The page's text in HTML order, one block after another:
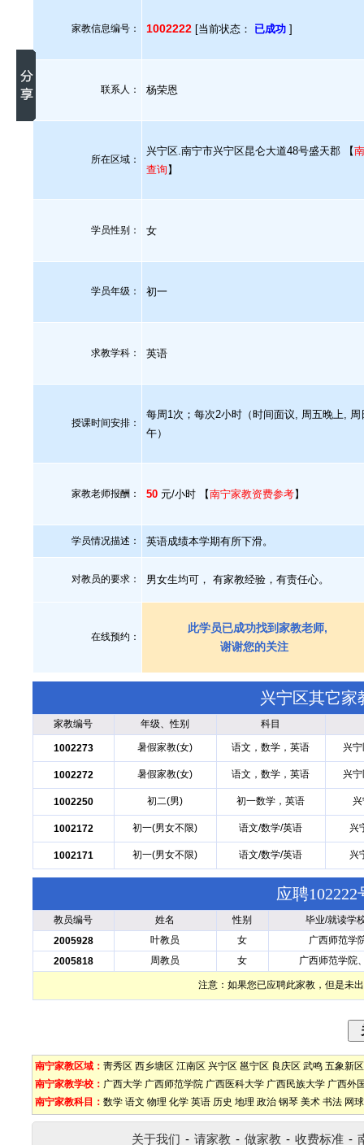
家教信息编号： 1002222 [当前状态： 已成功 ]
联系人： 杨荣恩
所在区域：
兴宁区.南宁市兴宁区昆仑大道48号盛天郡 【
查询 】
学员性别： 女
学员年级： 初一
求教学科： 英语
授课时间安排：
每周1次；每次2小时（时间面议, 周五晚上, 周
午）
家教老师报酬： 50 元/小时 【南宁家教资费参考】
学员情况描述： 英语成绩本学期有所下滑。
对教员的要求： 男女生均可， 有家教经验，有责任心。
在线预约：
此学员已成功找到家教老师,
谢谢您的关注
兴宁区其它家
家教编号 年级、性别 科目
1002273 暑假家教(女) 语文，数学，英语 兴
1002272 暑假家教(女) 语文，数学，英语 兴
1002250 初二(男) 初一数学，英语
1002172 初一(男女不限) 语文/数学/英语 兴
1002171 初一(男女不限) 语文/数学/英语 兴
应聘
教员编号 姓名 性别
毕业/就读学
2005928
叶教员 女
广西师范学
2005818
周教员 女 广西师范学院
注意：如果您已应聘此家教，但是未
南宁家教区域： 靑秀区 西乡塘区 江南区 兴宁区 邕宁区 良庆区 武鸣 五象新区
南宁家教学校： 广西大学 广西师范学院 广西医科大学 广西民族大学 广西外
南宁家教科目： 数学 语文 物理 化学 英语 历史 地理 政治 钢琴 美术 书法 网球
关于我们 - 请家教 - 做家教 - 收费标准 -